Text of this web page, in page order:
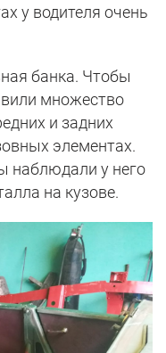
у водителя очень
банка. Чтобы
множество
и задних
элементах.
наблюдали у него
на кузове.